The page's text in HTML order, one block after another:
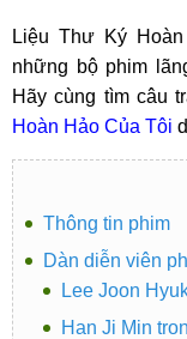
Liệu Thư Ký
những bộ phim
Hãy cùng tìm câu
Hoàn Hảo Của Tôi
Thông tin phim
Dàn diễn viên
Lee Joon
Han Ji Min